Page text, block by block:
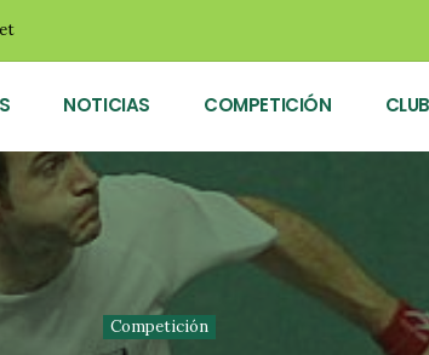
NOTICIAS COMPETICIÓN
Competición